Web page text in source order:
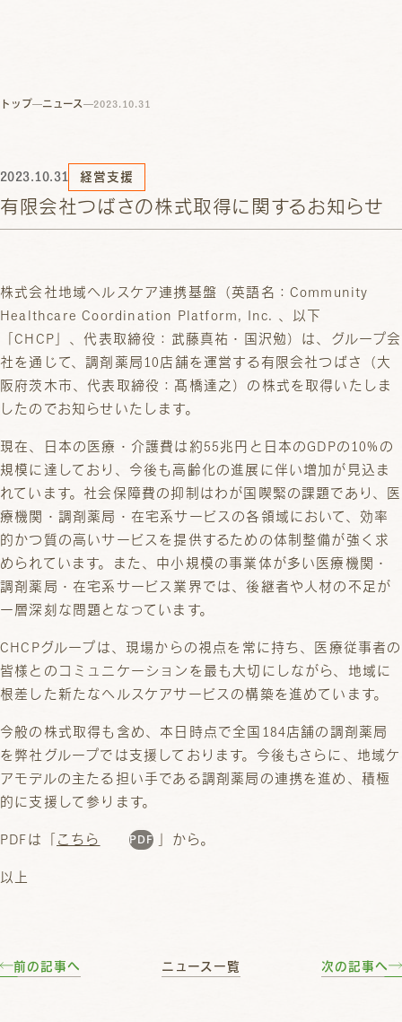
トップ ニュース 2023.10.31
2023.10.31 経営支援
有限会社つばさの株式取得に関するお知らせ
株式会社地域ヘルスケア連携基盤（英語名：Community
Healthcare Coordination Platform, Inc. 、以下
「CHCP」、代表取締役：武藤真祐・国沢勉）は、グループ会
社を通じて、調剤薬局10店舗を運営する有限会社つばさ（大
阪府茨木市、代表取締役：髙橋達之）の株式を取得いたしま
したのでお知らせいたします。
現在、日本の医療・介護費は約55兆円と日本のGDPの10%の
規模に達しており、今後も高齢化の進展に伴い増加が見込ま
れています。社会保障費の抑制はわが国喫緊の課題であり、医
療機関・調剤薬局・在宅系サービスの各領域において、効率
的かつ質の高いサービスを提供するための体制整備が強く求
められています。また、中小規模の事業体が多い医療機関・
調剤薬局・在宅系サービス業界では、後継者や人材の不足が
一層深刻な問題となっています。
CHCPグループは、現場からの視点を常に持ち、医療従事者の
皆様とのコミュニケーションを最も大切にしながら、地域に
根差した新たなヘルスケアサービスの構築を進めています。
今般の株式取得も含め、本日時点で全国184店舗の調剤薬局
を弊社グループでは支援しております。今後もさらに、地域ケ
アモデルの主たる担い手である調剤薬局の連携を進め、積極
的に支援して参ります。
PDFは「 こちら 」から。
以上
前の記事へ ニュース一覧 次の記事へ